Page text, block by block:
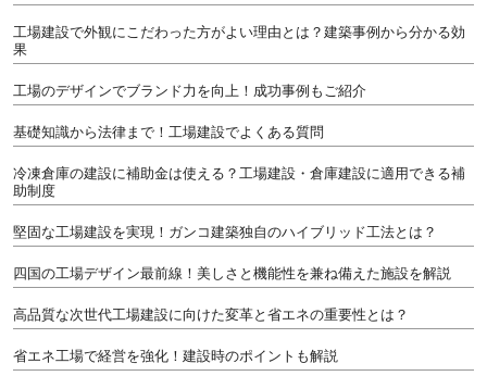
工場建設で外観にこだわった方がよい理由とは？建築事例から分かる効
果
工場のデザインでブランド力を向上！成功事例もご紹介
基礎知識から法律まで！工場建設でよくある質問
冷凍倉庫の建設に補助金は使える？工場建設・倉庫建設に適用できる補
助制度
堅固な工場建設を実現！ガンコ建築独自のハイブリッド工法とは？
四国の工場デザイン最前線！美しさと機能性を兼ね備えた施設を解説
高品質な次世代工場建設に向けた変革と省エネの重要性とは？
省エネ工場で経営を強化！建設時のポイントも解説